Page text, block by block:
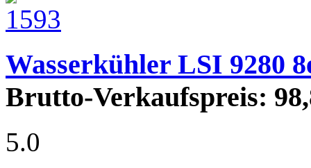
Wasserkühler LSI 9280
Brutto-Verkaufspreis:
5.0